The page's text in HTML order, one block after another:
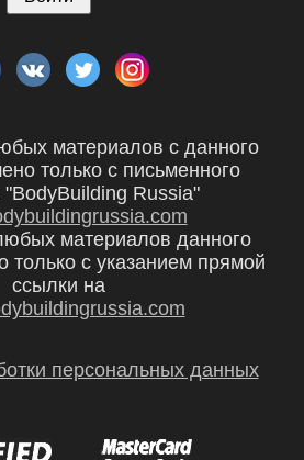
материалов с данного
только с письменного
"BodyBuilding Russia"
материалов данного
только с указанием прямой
ссылки на
персональных данных